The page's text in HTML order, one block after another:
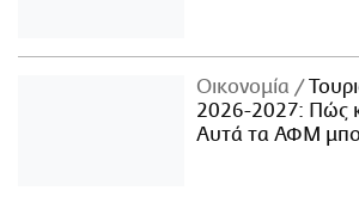
Οικονομία
2026-2027: Πώς
Αυτά τα ΑΦΜ